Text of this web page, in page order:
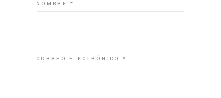
NOMBRE*
CORREO ELECTRÓNICO *